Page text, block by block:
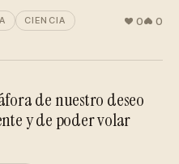
CIENCIA 0 0
de nuestro deseo
y de poder volar